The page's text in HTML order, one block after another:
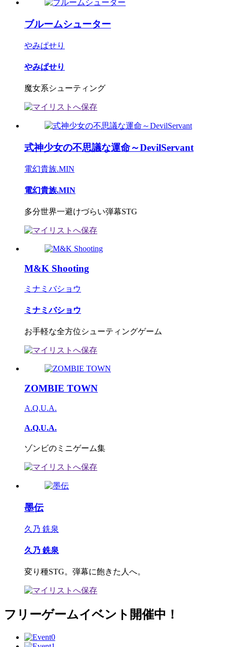
ブルームシューター
やみぱせり
やみぱせり
魔女系シューティング
式神少女の不思議な運命～DevilServant
電幻貴族.MIN
電幻貴族.MIN
多分世界一避けづらい弾幕STG
M&K Shooting
ミナミバショウ
ミナミバショウ
お手軽な全方位シューティングゲーム
ZOMBIE TOWN
A.Q.U.A.
A.Q.U.A.
ゾンビのミニゲーム集
墨伝
久乃 銑泉
久乃 銑泉
変り種STG。弾幕に飽きた人へ。
フリーゲームイベント開催中！